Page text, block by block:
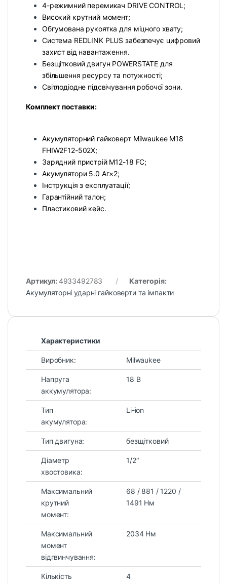
4-режимний перемикач DRIVE CONTROL;
Високий крутний момент;
Обгумована рукоятка для міцного хвату;
Система REDLINK PLUS забезпечує цифровий
захист від навантаження.
Безщітковий двигун POWERSTATE для
збільшення ресурсу та потужності;
Світлодіодне підсвічування робочої зони.
Комплект поставки:
Акумуляторний гайковерт Milwaukee M18
FHIW2F12-502X;
Зарядний пристрій M12-18 FC;
Акумулятори 5.0 Аг×2;
Інструкція з експлуатації;
Гарантійний талон;
Пластиковий кейс.
Артикул: 4933492783
Категорія:
Акумуляторні ударні гайковерти та імпакти
Характеристики
Виробник: Milwaukee
Напруга
аккумулятора:
18 В
Тип
акумулятора:
Li-ion
Тип двигуна: безщітковий
Діаметр
хвостовика:
1/2″
Максимальний
крутний
момент:
68 / 881 / 1220 /
1491 Нм
Максимальний
момент
відгвинчування:
2034 Нм
Кількість
4